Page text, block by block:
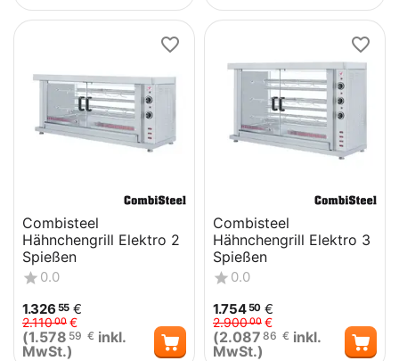
Combisteel
Hähnchengrill Elektro 2
Spießen
0.0
1.326 55 €
2.11000 €
(1.578 59 € inkl.
MwSt.)
Combisteel
Hähnchengrill Elektro 3
Spießen
0.0
1.75450 €
2.90000 €
(2.087 86 € inkl.
MwSt.)